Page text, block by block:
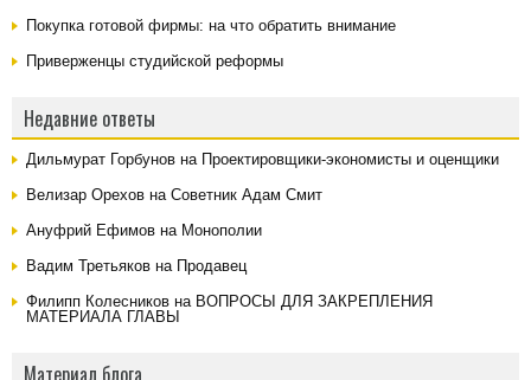
Покупка готовой фирмы: на что обратить внимание
Приверженцы студийской реформы
Недавние ответы
Дильмурат Горбунов на Проектировщики-экономисты и оценщики
Велизар Орехов на Советник Адам Смит
Ануфрий Ефимов на Монополии
Вадим Третьяков на Продавец
Филипп Колесников на ВОПРОСЫ ДЛЯ ЗАКРЕПЛЕНИЯ
МАТЕРИАЛА ГЛАВЫ
Материал блога